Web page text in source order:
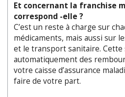
Et concernant la franchise
correspond -elle ?
C’est un reste à charge sur
médicaments, mais aussi sur
et le transport sanitaire. Cette
automatiquement des
votre caisse d’assurance
faire de votre part.